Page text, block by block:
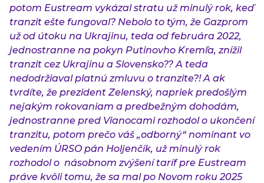
potom Eustream vykázal stratu už minulý rok, keď
tranzit ešte fungoval? Nebolo to tým, že Gazprom
už od útoku na Ukrajinu, teda od februára 2022,
jednostranne na pokyn Putinovho Kremľa, znížil
tranzit cez Ukrajinu a Slovensko?? A teda
nedodržiaval platnú zmluvu o tranzite?! A ak
tvrdíte, že prezident Zelenský, napriek predošlým
nejakým rokovaniam a predbežným dohodám,
jednostranne pred Vianocami rozhodol o ukončení
tranzitu, potom prečo váš „odborný“ nominant vo
vedením ÚRSO pán Holjenčík, už minulý rok
rozhodol o násobnom zvýšení taríf pre Eustream
práve kvôli tomu, že sa mal po Novom roku 2025